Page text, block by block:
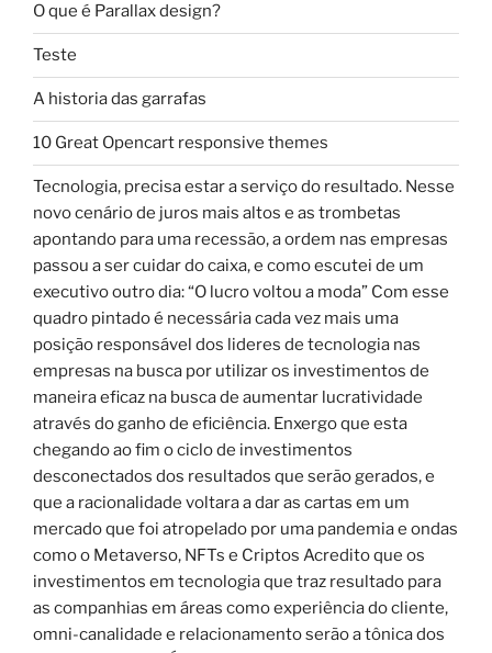
O que é Parallax design?
Teste
A historia das garrafas
10 Great Opencart responsive themes
Tecnologia, precisa estar a serviço do resultado. Nesse
novo cenário de juros mais altos e as trombetas
apontando para uma recessão, a ordem nas empresas
passou a ser cuidar do caixa, e como escutei de um
executivo outro dia: “O lucro voltou a moda” Com esse
quadro pintado é necessária cada vez mais uma
posição responsável dos lideres de tecnologia nas
empresas na busca por utilizar os investimentos de
maneira eficaz na busca de aumentar lucratividade
através do ganho de eficiência. Enxergo que esta
chegando ao fim o ciclo de investimentos
desconectados dos resultados que serão gerados, e
que a racionalidade voltara a dar as cartas em um
mercado que foi atropelado por uma pandemia e ondas
como o Metaverso, NFTs e Criptos Acredito que os
investimentos em tecnologia que traz resultado para
as companhias em áreas como experiência do cliente,
omni-canalidade e relacionamento serão a tônica dos